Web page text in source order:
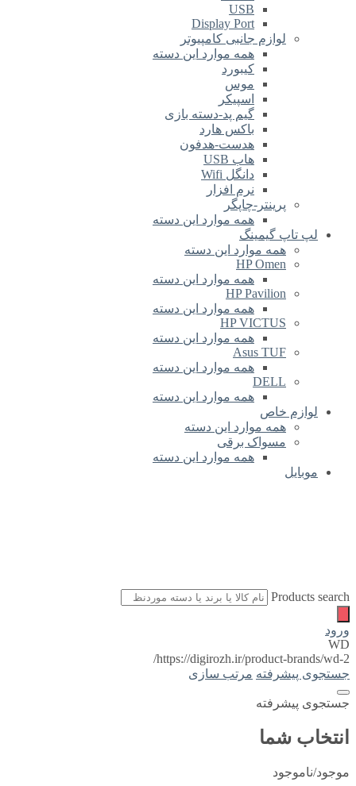
USB
Display Port
لوازم جانبی کامپیوتر
همه موارد این دسته
کیبورد
موس
اسپیکر
گیم پد-دسته بازی
باکس هارد
هدست-هدفون
هاب USB
دانگل Wifi
نرم افزار
پرینتر-چاپگر
همه موارد این دسته
لپ تاپ گیمینگ
همه موارد این دسته
HP Omen
همه موارد این دسته
HP Pavilion
همه موارد این دسته
HP VICTUS
همه موارد این دسته
Asus TUF
همه موارد این دسته
DELL
همه موارد این دسته
لوازم خاص
همه موارد این دسته
مسواک برقی
همه موارد این دسته
موبایل
Products search
ورود
WD
https://digirozh.ir/product-brands/wd-2/
جستجوی پیشرفته مرتب سازی
جستجوی پیشرفته
انتخاب شما
موجود/ناموجود